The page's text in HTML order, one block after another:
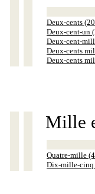
Deux-cents
Deux-cent-un
Deux-cent-
Deux-cents
Deux-cents
Mille
Quatre-mille
Dix-mille-cinq